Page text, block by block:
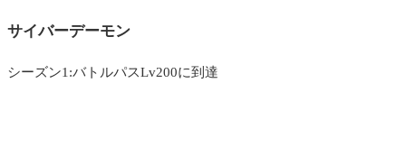
サイバーデーモン
シーズン1:バトルパスLv200に到達